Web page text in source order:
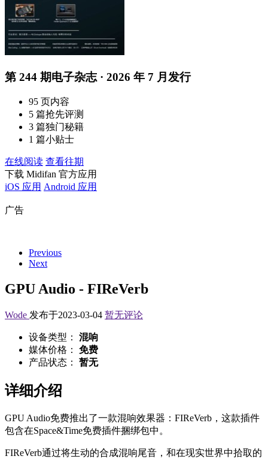
第 244 期电子杂志 · 2026 年 7 月发行
95 页内容
5 篇抢先评测
3 篇独门秘籍
1 篇小贴士
在线阅读 查看往期
下载 Midifan 官方应用
iOS 应用 Android 应用
广告
Previous
Next
GPU Audio - FIReVerb
Wode 发布于2023-03-04 暂无评论
设备类型：
混响
媒体价格：
免费
产品状态：
暂无
详细介绍
GPU Audio免费推出了一款混响效果器：FIReVerb，这款插件
包含在Space&Time免费插件捆绑包中。
FIReVerb通过将生动的合成混响尾音，和在现实世界中拾取的